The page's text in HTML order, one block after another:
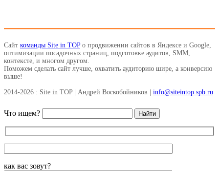
Сайт команды Site in TOPо продвижении сайтов в Яндексе и Google,
оптимизации посадочных страниц, подготовке аудитов, SMM,
контексте, и многом другом.
Поможем сделать сайт лучше, охватить аудиторию шире, а конверсию
выше!
2014-2026 : Site in TOP | Андрей Воскобойников | info@siteintop.spb.ru
Что ищем?
как вас зовут?